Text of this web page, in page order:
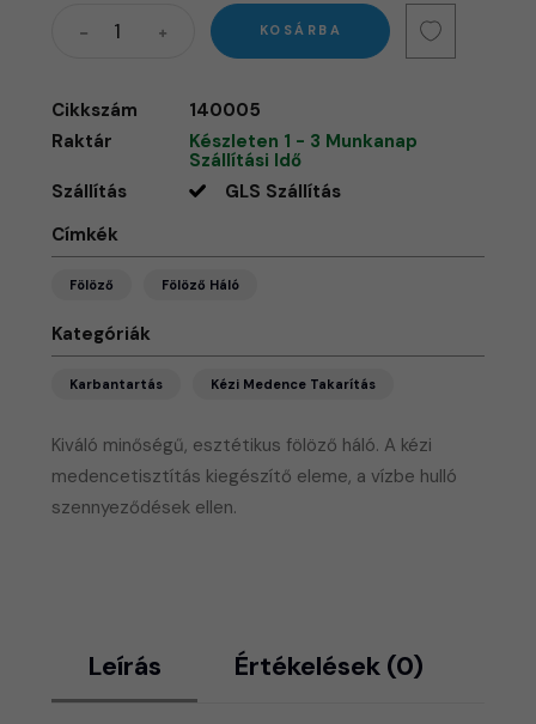
Kiváló minőségű, esztétikus fölöző háló. A kézi
medencetisztítás kiegészítő eleme, a vízbe hulló
szennyeződések ellen.
KOSÁRBA
Cikkszám
140005
Raktár
Készleten 1 - 3 Munkanap
Szállítási Idő
Szállítás
GLS Szállítás
Címkék
Fölöző Fölöző Háló
Kategóriák
Karbantartás Kézi Medence Takarítás
Leírás Értékelések (0)